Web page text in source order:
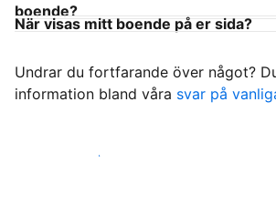
boende?
När visas mitt boende på er sida?
Undrar du fortfarande över något?
information bland våra svar på
Börja ta emot gäster